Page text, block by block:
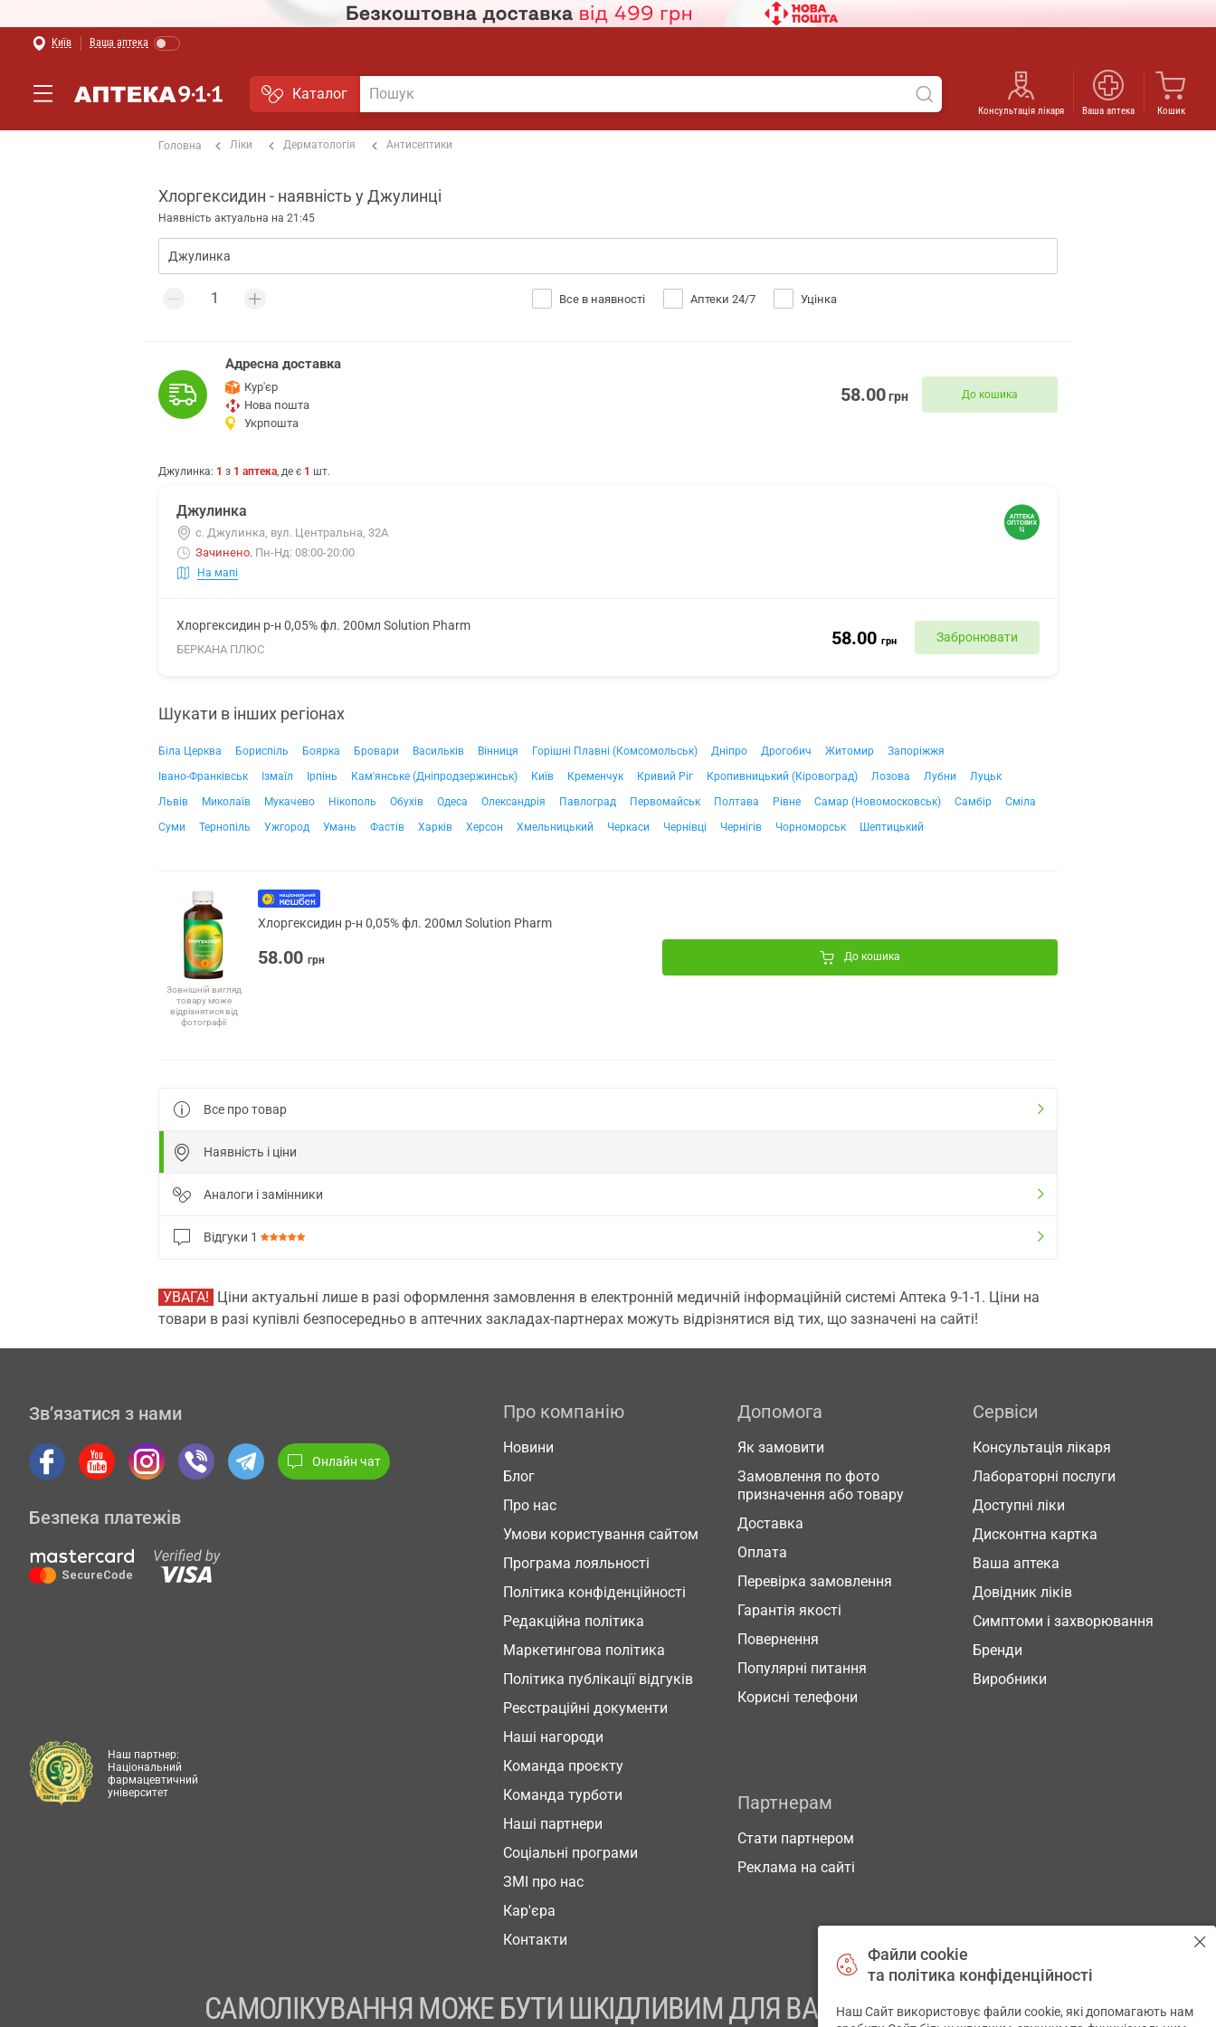
Київ Ваша аптека
Каталог
Консультація лікаря Ваша аптека Кошик
Головна Ліки Дерматологія Антисептики
Хлоргексидин - наявність у Джулинці
Наявність актуальна на 21:45
Все в наявності Аптеки 24/7 Уцінка
Адресна доставка
Кур'єр
Нова пошта
Укрпошта
58.00грн До кошика
Джулинка: 1 з 1 аптека, де є 1 шт.
Джулинка
с. Джулинка, вул. Центральна, 32А
Зачинено. Пн-Нд: 08:00-20:00
На мапі
Хлоргексидин р-н 0,05% фл. 200мл Solution Pharm
БЕРКАНА ПЛЮС
58.00 грн Забронювати
Шукати в інших регіонах
Біла Церква Бориспіль Боярка Бровари Васильків Вінниця Горішні Плавні (Комсомольськ) Дніпро Дрогобич Житомир
Запоріжжя
Івано-Франківськ
Ізмаїл Ірпінь Кам'янське (Дніпродзержинськ) Київ Кременчук Кривий Ріг Кропивницький (Кіровоград) Лозова Лубни
Луцьк
Львів
Миколаїв Мукачево Нікополь Обухів Одеса Олександрія Павлоград Первомайськ Полтава Рівне Самар (Новомосковськ) Самбір
Сміла
Суми
Тернопіль Ужгород Умань Фастів Харків Херсон Хмельницький Черкаси Чернівці Чернігів Чорноморськ Шептицький
Зовнішній вигляд
товару може
відрізнятися від
фотографії
Хлоргексидин р-н 0,05% фл. 200мл Solution Pharm
58.00 грн До кошика
Все про товар
Наявність і ціни
Аналоги і замінники
Відгуки 1
УВАГА! Ціни актуальні лише в разі оформлення замовлення в електронній медичній інформаційній системі Аптека 9-1-1. Ціни на
товари в разі купівлі безпосередньо в аптечних закладах-партнерах можуть відрізнятися від тих, що зазначені на сайті!
Зв’язатися з нами
Онлайн чат
Безпека платежів
Про компанію
Новини
Блог
Про нас
Умови користування сайтом
Програма лояльності
Політика конфіденційності
Редакційна політика
Маркетингова політика
Політика публікації відгуків
Реєстраційні документи
Наші нагороди
Команда проєкту
Команда турботи
Наші партнери
Соціальні програми
ЗМІ про нас
Кар'єра
Контакти
Допомога
Як замовити
Замовлення по фото
призначення або товару
Доставка
Оплата
Перевірка замовлення
Гарантія якості
Повернення
Популярні питання
Корисні телефони
Сервіси
Консультація лікаря
Лабораторні послуги
Доступні ліки
Дисконтна картка
Ваша аптека
Довідник ліків
Симптоми і захворювання
Бренди
Виробники
Партнерам
Стати партнером
Реклама на сайті
Наш партнер:
Національний
фармацевтичний
університет
САМОЛІКУВАННЯ МОЖЕ БУТИ ШКІДЛИВИМ ДЛЯ ВАШОГО ЗДОРОВ’Я
Файли cookie
та політика конфіденційності
Наш Сайт використовує файли cookie, які допомагають нам